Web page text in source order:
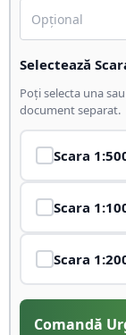
Selectează
Poți selecta una
document separat.
Scara
Scara
Scara
Comandă